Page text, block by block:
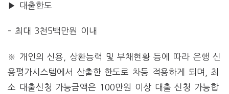
▶ 대출한도
– 최대 3천5백만원 이내
※ 개인의 신용, 상환능력 및 부채현황 등에 따라 은행 신
용평가시스템에서 산출한 한도로 차등 적용하게 되며, 최
소 대출신청 가능금액은 100만원 이상 대출 신청 가능합